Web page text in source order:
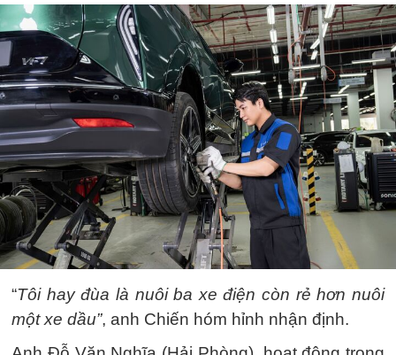
“Tôi hay đùa là nuôi ba xe điện còn rẻ hơn nuôi
một xe dầu”, anh Chiến hóm hỉnh nhận định.